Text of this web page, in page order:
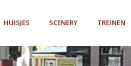
HUISJES SCENERY
TREINEN